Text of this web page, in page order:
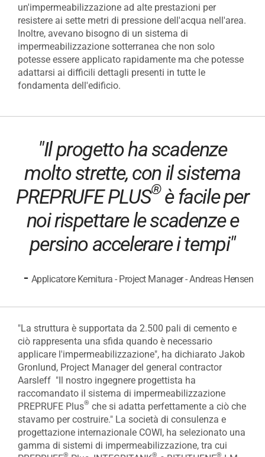
un'impermeabilizzazione ad alte prestazioni per
resistere ai sette metri di pressione dell'acqua nell'area.
Inoltre, avevano bisogno di un sistema di
impermeabilizzazione sotterranea che non solo
potesse essere applicato rapidamente ma che potesse
adattarsi ai difficili dettagli presenti in tutte le
fondamenta dell'edificio.
"Il progetto ha scadenze
molto strette, con il sistema
PREPRUFE PLUS®è facile per
noi rispettare le scadenze e
persino accelerare i tempi"
- Applicatore Kemitura - Project Manager - Andreas Hensen
"La struttura è supportata da 2.500 pali di cemento e
ciò rappresenta una sfida quando è necessario
applicare l'impermeabilizzazione", ha dichiarato Jakob
Gronlund, Project Manager del general contractor
Aarsleff "Il nostro ingegnere progettista ha
raccomandato il sistema di impermeabilizzazione
PREPRUFE Plus® che si adatta perfettamente a ciò che
stavamo per costruire." La società di consulenza e
progettazione internazionale COWI, ha selezionato una
gamma di sistemi di impermeabilizzazione, tra cui
® ® ®